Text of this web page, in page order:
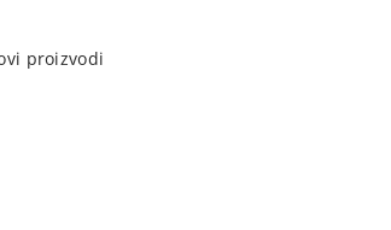
proizvodi